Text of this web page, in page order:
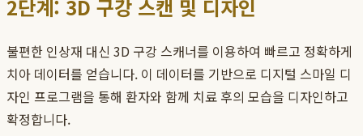
2단계: 3D 구강 스캔 및 디자인
불편한 인상재 대신 3D 구강 스캐너를 이용하여 빠르고 정확하게
치아 데이터를 얻습니다. 이 데이터를 기반으로 디지털 스마일 디
자인 프로그램을 통해 환자와 함께 치료 후의 모습을 디자인하고
확정합니다.